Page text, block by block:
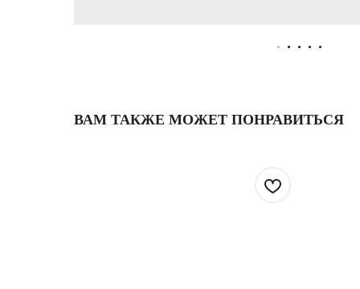
ВАМ ТАКЖЕ МОЖЕТ ПОНРАВИТЬСЯ